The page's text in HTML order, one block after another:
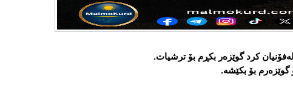
کرد گوێزەر بکڕم بۆ ترشیات.